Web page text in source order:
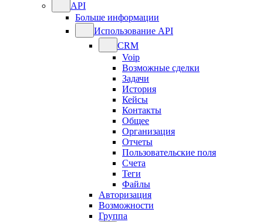
API
Больше информации
Использование API
CRM
Voip
Возможные сделки
Задачи
История
Кейсы
Контакты
Общее
Организация
Отчеты
Пользовательские поля
Счета
Теги
Файлы
Авторизация
Возможности
Группа